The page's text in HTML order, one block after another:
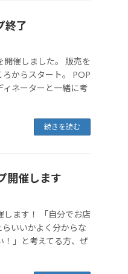
終了
催しました。 販売を
からスタート。 POP
ネーターと一緒に考
続きを読む
開催します
します！ 「自分でお店
いいかよく分からな
！」と考えてる方、ぜ